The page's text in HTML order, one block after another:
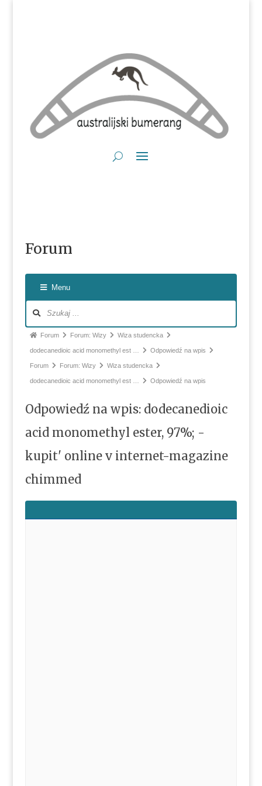
Forum
Menu
Ścieżka
forum
-
jesteś
Forum Forum: Wizy Wiza studencka
dodecanedioic acid monomethyl est … Odpowiedź na wpis
Forum Forum: Wizy Wiza studencka
dodecanedioic acid monomethyl est … Odpowiedź na wpis
Odpowiedź na wpis: dodecanedioic
acid monomethyl ester, 97%; -
kupit' online v internet-magazine
chimmed